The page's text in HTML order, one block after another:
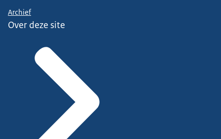
Archief
Over deze site